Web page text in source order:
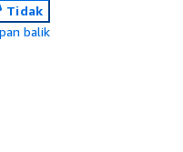
Tidak
balik